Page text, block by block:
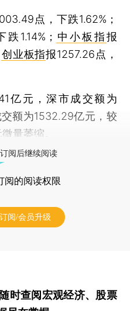
点，下跌1.62%；
1.14%； 中小板指报
创业板指报1257.26点，
元，深市成交额为
额为1532.29亿元，较
量萎缩。
阅后继续阅读
阅的阅读权限
订阅/会员升级
随时查阅宏观经济、股票